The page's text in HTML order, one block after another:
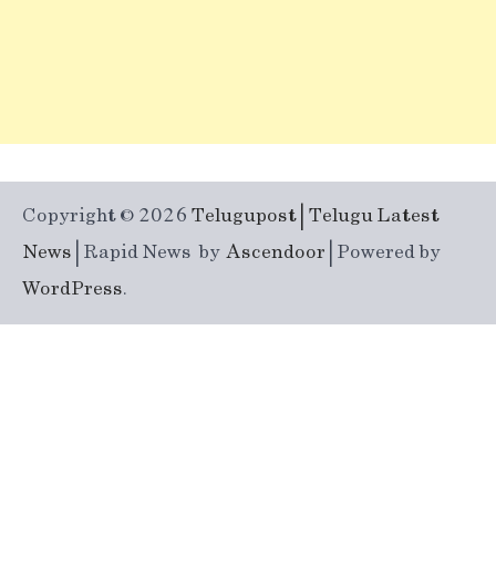
Copyright © 2026 Telugupost | Telugu Latest
News | Rapid News byAscendoor | Powered by
WordPress.